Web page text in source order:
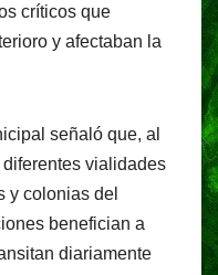
críticos que
y afectaban la
señaló que, al
vialidades
y colonias del
benefician a
diariamente